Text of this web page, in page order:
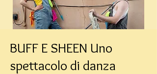
BUFF E SHEEN Uno
spettacolo di danza